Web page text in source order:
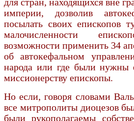
империи, дозволив
посылать своих епископов
малочисленности
возможности применить 34
об автоке­фальном
народа или где были нужны
миссионер­ству епископы.
Но если, говоря словами
все митрополиты диоцезов
были рукополагаемы